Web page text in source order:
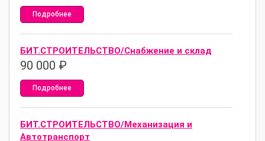
Подробнее
БИТ.СТРОИТЕЛЬСТВО/Снабжение и склад
90 000 ₽
Подробнее
БИТ.СТРОИТЕЛЬСТВО/Механизация и
Автотранспорт